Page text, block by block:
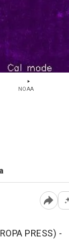
NOAA
Abrir
PRESS) -